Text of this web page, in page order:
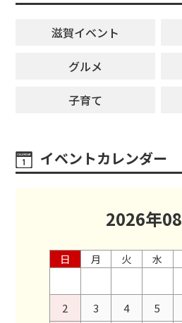
滋賀イベント
グルメ
子育て
イベントカレンダー
2026年08
日 月 火 水
2
3 4 5